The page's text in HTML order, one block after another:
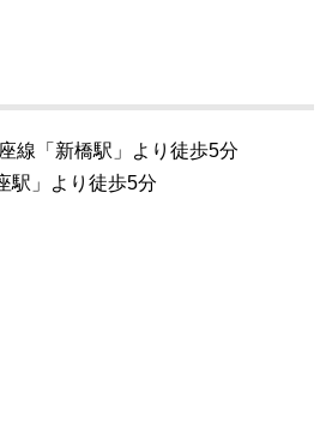
線「新橋駅」より徒歩5分
駅」より徒歩5分